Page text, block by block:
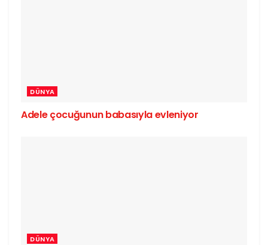
DÜNYA
Adele çocuğunun babasıyla evleniyor
DÜNYA